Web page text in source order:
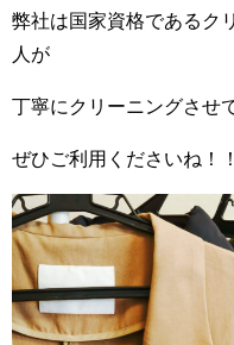
弊社は国家資格であるク
人が
丁寧にクリーニングさせ
ぜひご利用くださいね！！